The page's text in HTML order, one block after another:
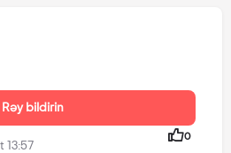
Rəy bildirin
13:57
0